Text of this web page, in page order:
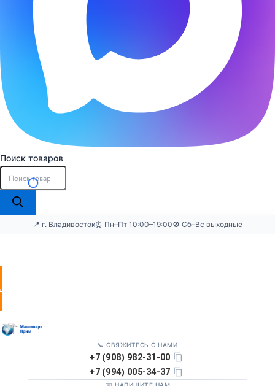
Поиск товаров
📍 г. Владивосток⏰ Пн–Пт 10:00–19:00🚫 Сб–Вс выходные
заявку
📞 СВЯЖИТЕСЬ С НАМИ
+7 (908) 982-31-00
+7 (994) 005-34-37